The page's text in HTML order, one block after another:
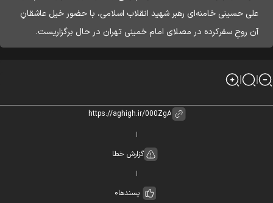
علی حسینی خامنه‌ای رهبر شهید انقلاب اسلامی، با حضور خیل عاشقانِ
آن روحِ سفرکرده در مصلای امام خمینی تهران در حال برگزاریست.
گزارش خطا
پسندها0